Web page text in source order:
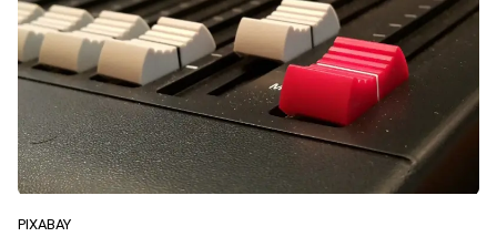
PIXABAY